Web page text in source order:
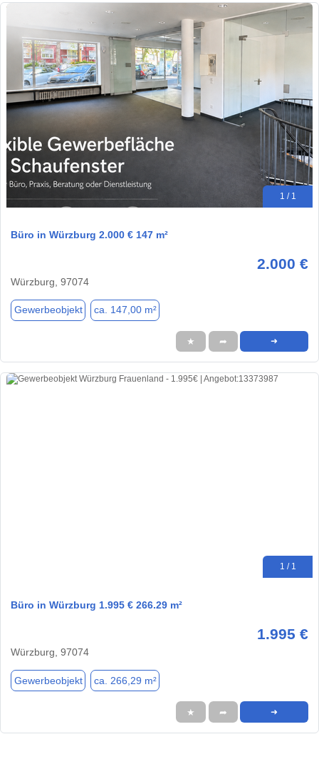
1 / 1
Büro in Würzburg 2.000 € 147 m²
2.000 €
Würzburg, 97074
Gewerbeobjekt ca. 147,00 m²
★ ➦ ➜
1 / 1
Büro in Würzburg 1.995 € 266.29 m²
1.995 €
Würzburg, 97074
Gewerbeobjekt ca. 266,29 m²
★ ➦ ➜